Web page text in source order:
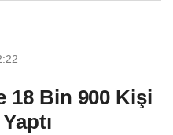
18 Bin 900 Kişi